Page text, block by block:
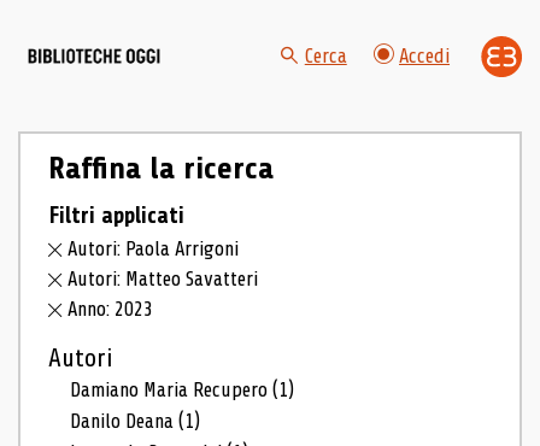
Cerca Accedi
Raffina la ricerca
Filtri applicati
Autori: Paola Arrigoni
Autori: Matteo Savatteri
Anno: 2023
Autori
Damiano Maria Recupero(1)
Danilo Deana(1)